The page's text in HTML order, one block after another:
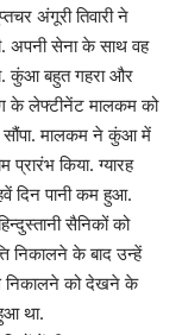
अंगूरी तिवारी ने
अपनी सेना के साथ वह
कुंआ बहुत गहरा और
के लेफ्टीनेंट मालकम को
सौंपा. मालकम ने कुंआ में
प्रारंभ किया. ग्यारह
दिन पानी कम हुआ.
सैनिकों को
निकालने के बाद उन्हें
निकालने को देखने के
था.